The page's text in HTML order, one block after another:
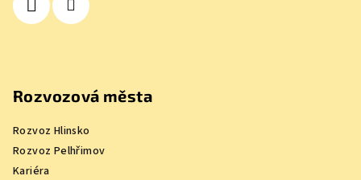
Rozvozová města
Rozvoz Hlinsko
Rozvoz Pelhřimov
Kariéra